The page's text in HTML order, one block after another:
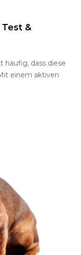
&
häufig, dass diese
einem aktiven